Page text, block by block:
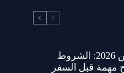
تأشيرة دخول مصر لليمنيين 2026: الشروط
مهمة قبل السفر